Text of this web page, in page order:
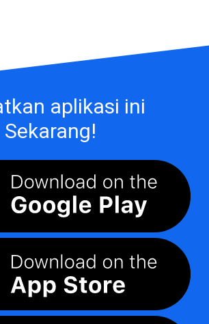
aplikasi ini
Sekarang!